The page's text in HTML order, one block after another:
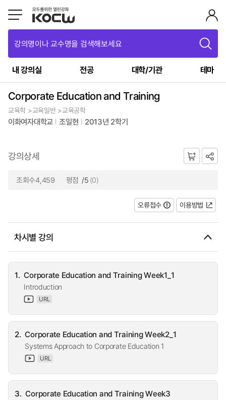
강의명이나 교수명을 검색해보세요
내 강의실 전공 대학/기관 테마
Corporate Education and Training
교육학 >교육일반 >교육공학
이화여자대학교 조일현 2013년 2학기
강의상세
조회수4,459 평점 /5 (0)
오류접수 이용방법
차시별 강의
1. Corporate Education and Training Week1_1
Introduction
URL
2. Corporate Education and Training Week2_1
Systems Approach to Corporate Education 1
URL
3. Corporate Education and Training Week3